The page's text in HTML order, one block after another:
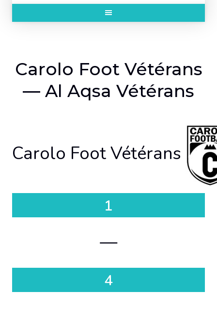
Carolo Foot Vétérans
— Al Aqsa Vétérans
Carolo Foot Vétérans
1
—
4